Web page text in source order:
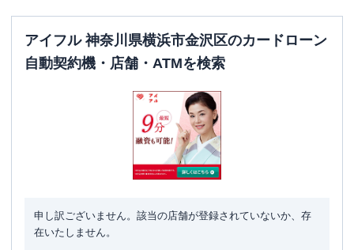
アイフル 神奈川県横浜市金沢区のカードローン
自動契約機・店舗・ATMを検索
申し訳ございません。該当の店舗が登録されていないか、存
在いたしません。